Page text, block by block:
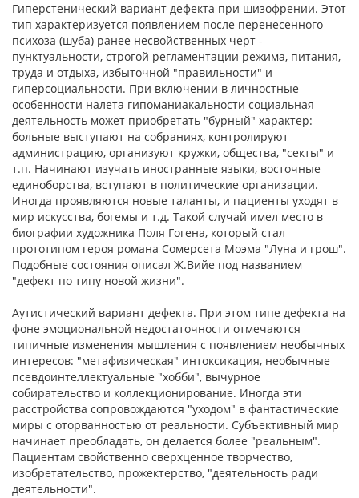
Гиперстенический вариант дефекта при шизофрении. Этот
тип харак­теризуется появлением после перенесенного
психоза (шуба) ранее несвойственных черт -
пунктуальности, строгой регла­ментации режима, питания,
труда и отдыха, избыточной "пра­вильности" и
гиперсоциальности. При включении в лич­ностные
особенности налета гипоманиакальности социальная
деятельность может приобретать "бурный" характер:
больные выступают на собраниях, контролируют
администрацию, организуют кружки, общества, "секты" и
т.п. Начинают изучать иностранные языки, восточные
единоборства, вступа­ют в политические организации.
Иногда проявляются новые таланты, и пациенты уходят в
мир искусства, богемы и т.д. Такой случай имел место в
биографии художника Поля Гогена, который стал
прототипом героя романа Сомерсета Моэма "Луна и грош".
Подобные состояния описал Ж.Вийе под названием
"дефект по типу новой жизни".
Аутистический вариант дефекта. При этом типе дефекта на
фоне эмоциональной недостаточности отмечаются
типичные изменения мышления с появлением необычных
интересов: "метафизическая" интоксикация, необычные
псев­доинтеллектуальные "хобби", вычурное
собирательство и коллекционирование. Иногда эти
расстройства сопровожда­ются "уходом" в фантастические
миры с оторванностью от реальности. Субъективный мир
начинает преобладать, он делается более "реальным".
Пациентам свойственно сверх­ценное творчество,
изобретательство, прожектерство, "дея­тельность ради
деятельности".